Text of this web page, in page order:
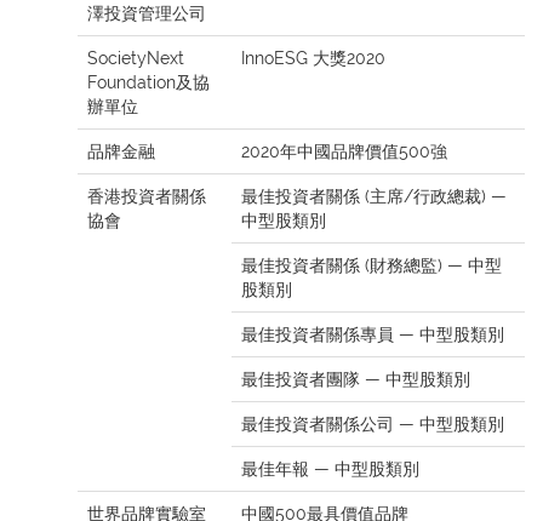
澤投資管理公司
SocietyNext
Foundation及協
辦單位
InnoESG 大獎2020
品牌金融 2020年中國品牌價值500強
香港投資者關係
協會
最佳投資者關係 (主席/行政總裁) —
中型股類別
最佳投資者關係 (財務總監) — 中型
股類別
最佳投資者關係專員 — 中型股類別
最佳投資者團隊 — 中型股類別
最佳投資者關係公司 — 中型股類別
最佳年報 — 中型股類別
世界品牌實驗室 中國500最具價值品牌